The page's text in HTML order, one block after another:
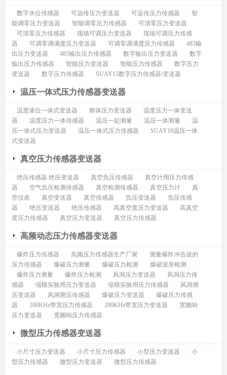
数字水位传感器 可远传压力变送器 可远传压力传感器
智
能调零压力变送器
智能调零压力传感器
可清零压力变送器
可清零压力传感器
现场可调压力变送器
现场可调压力传感
器
可调零调满度压力变送器 可调零调满度压力传感器
485输
出压力变送器
485输出压力传感器 数字输出压力变送器
数字
输出压力传感器
智能压力变送器 智能压力传感器
数字压力
变送器
数字压力传感器 SUAY15数字压力传感器/变送器
温压一体式压力传感器变送器
温度液位一体式变送器 熔体压力变送器
温度压力一体变送
器
温度压力一体传感器 温压一起测量 温压一体测量
温
压一体式压力变送器
温压一体式压力传感器
SUAY18温压一体
式变送器
真空压力传感器变送器
绝压传感器 绝压变送器 真空负压传感器
真空计用压力传感
器
空气负压检测传感器 真空检测传感器 真空压力计
真
空仪表
真空变送器 真空传感器 负压变送器
负压传感
器
绝压变送器 绝压传感器 高真空度压力变送器
高真空
度压力传感器
真空压力变送器 真空压力传感器
高频动态压力传感器变送器
爆炸压力传感器 高频压力传感器生产厂家
测量爆炸冲击波的
压力传感器
爆破压力测量 爆破压力检测
爆破波形检测
爆炸压力测量
爆炸压力检测 风洞压力变送器
风洞压力传
感器
缩模实验用压力变送器 缩模实验用压力传感器
风洞测
压变送器
风洞测压传感器 爆破压力变送器
爆破压力传感
器
200KHz带宽压力传感器 200KHz带宽压力变送器
宽频响
压力变送器
宽频响压力传感器
微型压力传感器变送器
小尺寸压力变送器 小尺寸压力传感器 小型压力变送器
小
型压力传感器
微型压力变送器 微型压力传感器